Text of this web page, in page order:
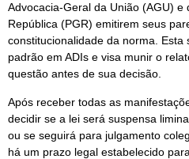
Advocacia-Geral da União (AGU)
República (PGR) emitirem seus
constitucionalidade da norma.
padrão em ADIs e visa munir o
questão antes de sua decisão.
Após receber todas as
decidir se a lei será suspensa
ou se seguirá para julgamento
há um prazo legal estabelecido